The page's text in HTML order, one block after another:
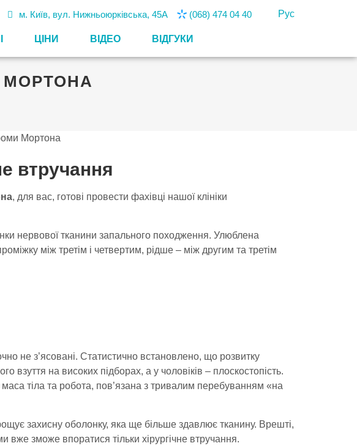
м. Київ, вул. Нижньоюрківська, 45А (068) 474 04 40 Рус
ЦIНИ ВІДЕО ВІДГУКИ
МОРТОНА
втручання
, для вас, готові провести фахівці нашої клініки
нервової тканини запального походження. Улюблена
між третім і четвертим, рідше – між другим та третім
не з’ясовані. Статистично встановлено, що розвитку
взуття на високих підборах, а у чоловіків – плоскостопість.
тіла та робота, пов’язана з тривалим перебуванням «на
захисну оболонку, яка ще більше здавлює тканину. Врешті,
вже зможе впоратися тільки хірургічне втручання.